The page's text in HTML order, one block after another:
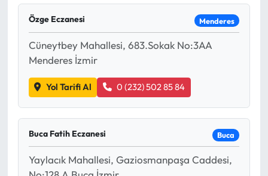
Özge Eczanesi Menderes
Cüneytbey Mahallesi, 683.Sokak No:3AA
Menderes İzmir
Yol Tarifi Al 0 (232) 502 85 84
Buca Fatih Eczanesi Buca
Yaylacık Mahallesi, Gaziosmanpaşa Caddesi,